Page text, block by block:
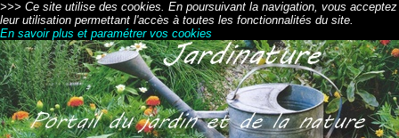
>>> Ce site utilise des cookies. En poursuivant la navigation, vous acceptez
leur utilisation permettant l'accès à toutes les fonctionnalités du site.
En savoir plus et paramétrer vos cookies